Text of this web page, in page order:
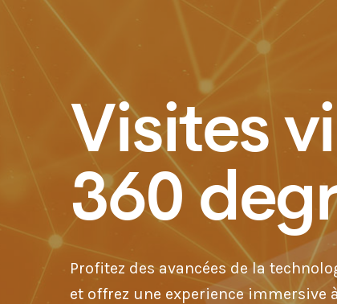
Visites
360
Profitez des avancées de la
et offrez une experience immersive